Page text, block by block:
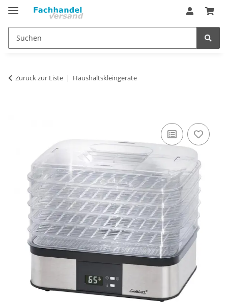
Zurück zur Liste Haushaltskleingeräte